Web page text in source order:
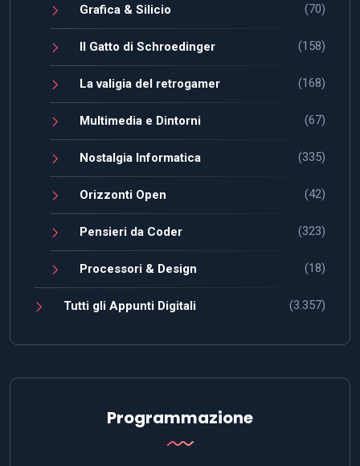
Grafica & Silicio (70)
Il Gatto di Schroedinger (158)
La valigia del retrogamer (168)
Multimedia e Dintorni (67)
Nostalgia Informatica (335)
Orizzonti Open (42)
Pensieri da Coder (323)
Processori & Design (18)
Tutti gli Appunti Digitali (3.357)
Programmazione